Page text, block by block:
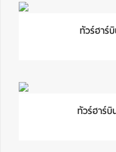
ทัวร์ฮาร์
ทัวร์ฮาร์